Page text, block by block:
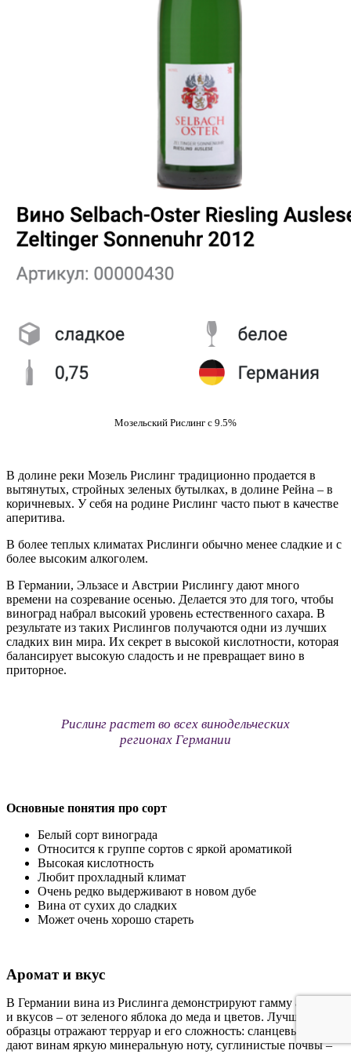
Мозельский Рислинг с 9.5%
В долине реки Мозель Рислинг традиционно продается в
вытянутых, стройных зеленых бутылках, в долине Рейна – в
коричневых. У себя на родине Рислинг часто пьют в качестве
аперитива.
В более теплых климатах Рислинги обычно менее сладкие и с
более высоким алкоголем.
В Германии, Эльзасе и Австрии Рислингу дают много
времени на созревание осенью. Делается это для того, чтобы
виноград набрал высокий уровень естественного сахара. В
результате из таких Рислингов получаются одни из лучших
сладких вин мира. Их секрет в высокой кислотности, которая
балансирует высокую сладость и не превращает вино в
приторное.
Рислинг растет во всех винодельческих
регионах Германии
Основные понятия про сорт
Белый сорт винограда
Относится к группе сортов с яркой ароматикой
Высокая кислотность
Любит прохладный климат
Очень редко выдерживают в новом дубе
Вина от сухих до сладких
Может очень хорошо стареть
Аромат и вкус
В Германии вина из Рислинга демонстрируют гамму ароматов
и вкусов – от зеленого яблока до меда и цветов. Лучшие
образцы отражают терруар и его сложность: сланцевые почвы
дают винам яркую минеральную ноту, суглинистые почвы –